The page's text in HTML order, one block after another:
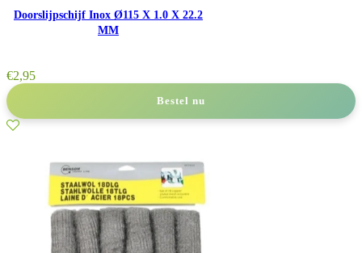
Doorslijpschijf Inox Ø115 X 1.0 X 22.2
MM
€2,95
Bestel nu